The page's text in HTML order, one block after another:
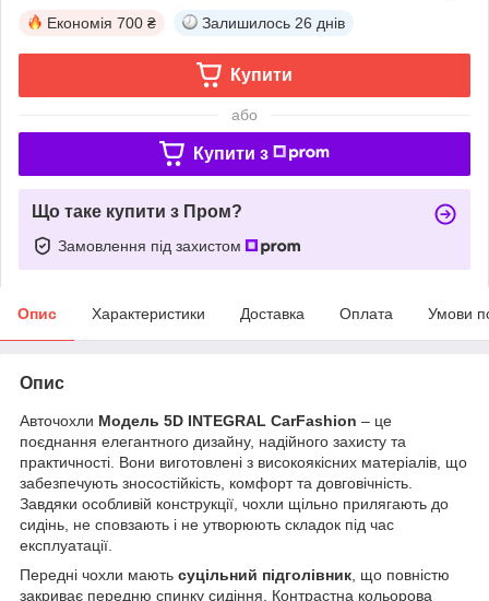
Економія 700 ₴ Залишилось 26 днів
Купити
або
Купити з
Що таке купити з Пром?
Замовлення під захистом
Опис Характеристики Доставка Оплата Умови
Опис
Авточохли Модель 5D INTEGRAL CarFashion – це
поєднання елегантного дизайну, надійного захисту та
практичності. Вони виготовлені з високоякісних матеріалів, що
забезпечують зносостійкість, комфорт та довговічність.
Завдяки особливій конструкції, чохли щільно прилягають до
сидінь, не сповзають і не утворюють складок під час
експлуатації.
Передні чохли мають суцільний підголівник , що повністю
закриває передню спинку сидіння. Контрастна кольорова